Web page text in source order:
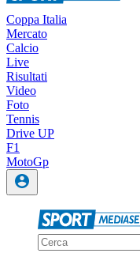
Coppa Italia
Mercato
Calcio
Live
Risultati
Video
Foto
Tennis
Drive UP
F1
MotoGp